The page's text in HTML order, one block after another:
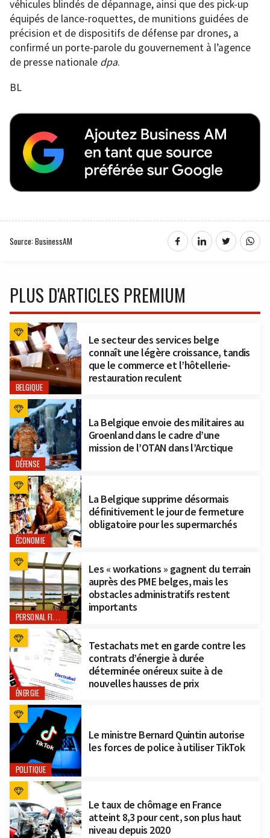
véhicules blindés de dépannage, ainsi que des pick-up
équipés de lance-roquettes, de munitions guidées de
précision et de dispositifs de défense par drones, a
confirmé un porte-parole du gouvernement à l’agence
de presse nationale dpa.
BL
Source: BusinessAM
PLUS D'ARTICLES PREMIUM
BELGIQUE
Le secteur des services belge
connaît une légère croissance, tandis
que le commerce et l’hôtellerie-
restauration reculent
DÉFENSE
La Belgique envoie des militaires au
Groenland dans le cadre d’une
mission de l’OTAN dans l’Arctique
ÉCONOMIE
La Belgique supprime désormais
définitivement le jour de fermeture
obligatoire pour les supermarchés
PERSONAL FINANCE
Les « workations » gagnent du terrain
auprès des PME belges, mais les
obstacles administratifs restent
importants
ÉNERGIE
Testachats met en garde contre les
contrats d’énergie à durée
déterminée onéreux suite à de
nouvelles hausses de prix
POLITIQUE
Le ministre Bernard Quintin autorise
les forces de police à utiliser TikTok
Le taux de chômage en France
atteint 8,3 pour cent, son plus haut
niveau depuis 2020